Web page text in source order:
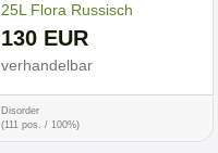
25L Flora Russisch
130 EUR
verhandelbar
Disorder
(111 pos. / 100%)